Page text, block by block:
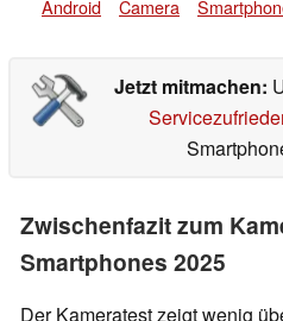
Android Camera
Jetzt mitmachen:
Zwischenfazit zum
Smartphones 2025
Der Kameratest zeigt wenig